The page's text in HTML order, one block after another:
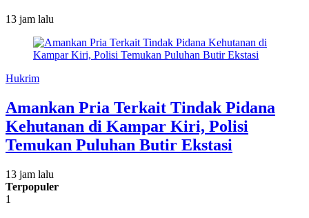
13 jam lalu
Hukrim
Amankan Pria Terkait Tindak Pidana
Kehutanan di Kampar Kiri, Polisi
Temukan Puluhan Butir Ekstasi
13 jam lalu
Terpopuler
1